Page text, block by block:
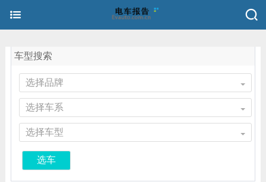
车型搜索
选择品牌
选择车系
选择车型
选车